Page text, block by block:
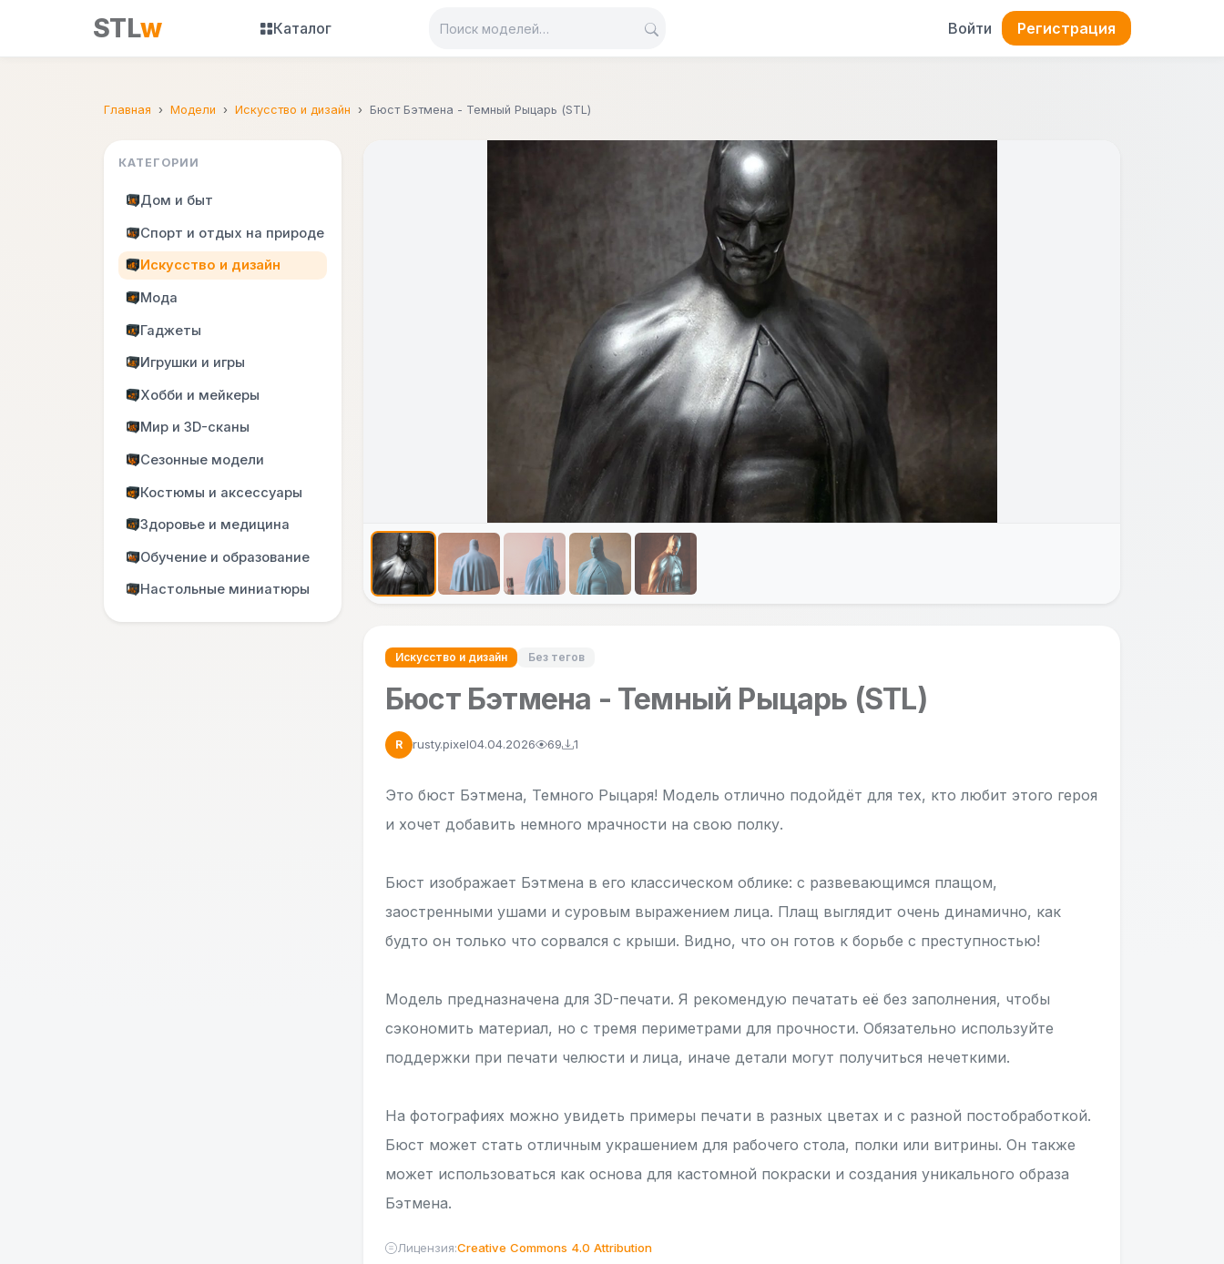
STLw Каталог Войти Регистрация
Главная Модели Искусство и дизайн Бюст Бэтмена - Темный Рыцарь (STL)
КАТЕГОРИИ
Дом и быт
Спорт и отдых на природе
Искусство и дизайн
Мода
Гаджеты
Игрушки и игры
Хобби и мейкеры
Мир и 3D-сканы
Сезонные модели
Костюмы и аксессуары
Здоровье и медицина
Обучение и образование
Настольные миниатюры
Искусство и дизайн Без тегов
Бюст Бэтмена - Темный Рыцарь (STL)
R rusty.pixel04.04.2026 69 1
Это бюст Бэтмена, Темного Рыцаря! Модель отлично подойдёт для тех, кто любит этого героя
и хочет добавить немного мрачности на свою полку.
Бюст изображает Бэтмена в его классическом облике: с развевающимся плащом,
заостренными ушами и суровым выражением лица. Плащ выглядит очень динамично, как
будто он только что сорвался с крыши. Видно, что он готов к борьбе с преступностью!
Модель предназначена для 3D-печати. Я рекомендую печатать её без заполнения, чтобы
сэкономить материал, но с тремя периметрами для прочности. Обязательно используйте
поддержки при печати челюсти и лица, иначе детали могут получиться нечеткими.
На фотографиях можно увидеть примеры печати в разных цветах и с разной постобработкой.
Бюст может стать отличным украшением для рабочего стола, полки или витрины. Он также
может использоваться как основа для кастомной покраски и создания уникального образа
Бэтмена.
Лицензия:Creative Commons 4.0 Attribution